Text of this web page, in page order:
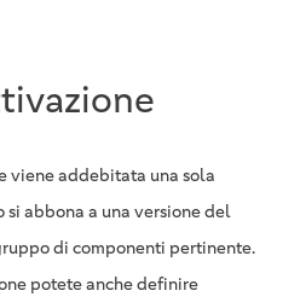
viene addebitata una sola
si abbona a una versione del
di componenti pertinente.
potete anche definire